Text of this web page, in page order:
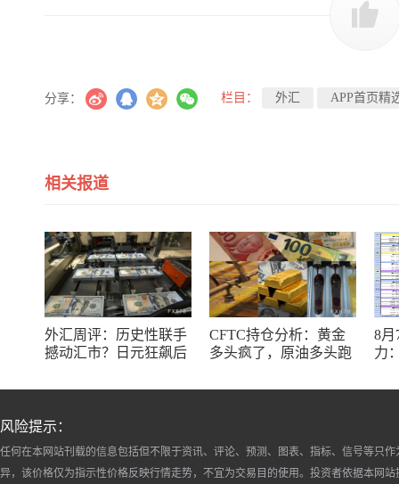
分享： 栏目： 外汇 APP首页精
相关报道
外汇周评：历史性联手
撼动汇市？日元狂飙后
美元刷新七周低点
CFTC持仓分析：黄金
多头疯了，原油多头跑
8月
力
十
风险提示：
任何在本网站刊载的信息包括但不限于资讯、评论、预测、图表、指标、信号等只
异，该价格仅为指示性价格反映行情走势，不宜为交易目的使用。投资者依据本网